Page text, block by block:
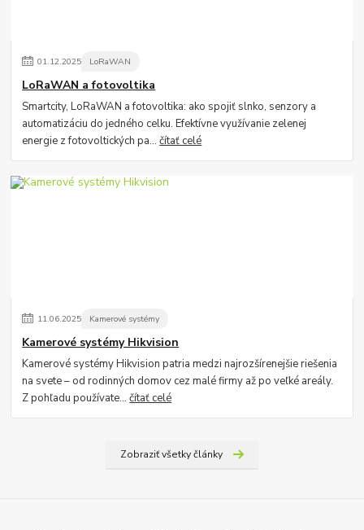
01.12.2025 LoRaWAN
LoRaWAN a fotovoltika
Smartcity, LoRaWAN a fotovoltika: ako spojiť slnko, senzory a
automatizáciu do jedného celku. Efektívne využívanie zelenej
energie z fotovoltických pa...čítať celé
11.06.2025 Kamerové systémy
Kamerové systémy Hikvision
Kamerové systémy Hikvision patria medzi najrozšírenejšie riešenia
na svete – od rodinných domov cez malé firmy až po veľké areály.
Z pohľadu používate...čítať celé
Zobraziť všetky články